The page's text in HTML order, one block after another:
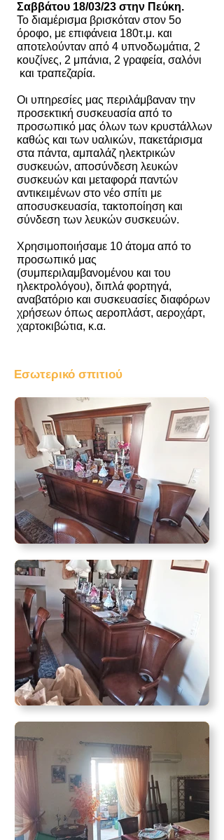
Σαββάτου 18/03/23 στην Πεύκη.
Το διαμέρισμα βρισκόταν στον 5ο
όροφο, με επιφάνεια 180τ.μ. και
αποτελούνταν από 4 υπνοδωμάτια, 2
κουζίνες, 2 μπάνια, 2 γραφεία, σαλόνι
και τραπεζαρία.
Οι υπηρεσίες μας περιλάμβαναν την
προσεκτική συσκευασία από το
προσωπικό μας όλων των κρυστάλλων
καθώς και των υαλικών, πακετάρισμα
στα πάντα, αμπαλάζ ηλεκτρικών
συσκευών, αποσύνδεση λευκών
συσκευών και μεταφορά παντών
αντικειμένων στο νέο σπίτι με
αποσυσκευασία, τακτοποίηση και
σύνδεση των λευκών συσκευών.
Χρησιμοποιήσαμε 10 άτομα από το
προσωπικό μας
(συμπεριλαμβανομένου και του
ηλεκτρολόγου), διπλά φορτηγά,
αναβατόριο και συσκευασίες διαφόρων
χρήσεων όπως αεροπλάστ, αεροχάρτ,
χαρτοκιβώτια, κ.α.
Εσωτερικό σπιτιού